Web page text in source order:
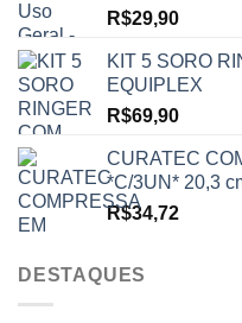
R$29,90
KIT 5 SORO
EQUIPLEX
R$69,90
CURATEC
*C/3UN* 20,3
R$34,72
DESTAQUES